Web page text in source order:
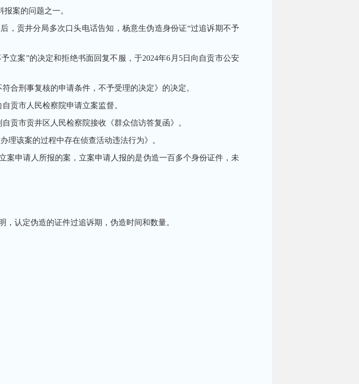
案的问题之一。
，贡井分局多次口头电话告知，杨意生伪造身份证“过追诉期不予
立案”的决定和拒绝书面回复不服，于2024年6月5日向自贡市公安
合刑事复核的申请条件，不予受理的决定》的决定。
贡市人民检察院申请立案监督。
贡市贡井区人民检察院接收《群众信访答复函》。
该案的过程中存在侦查活动违法行为》。
案申请人所报的案，立案申请人报的是伪造一百多个身份证件，未
认定伪造的证件过追诉期，伪造时间和数量。